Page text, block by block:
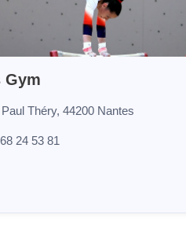
Gym
Théry, 44200 Nantes
24 53 81